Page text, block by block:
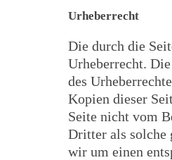
Urheberrecht
Die durch die
Urheberrecht.
des
Kopien dieser
Seite nicht vom
Dritter als solche
wir um einen